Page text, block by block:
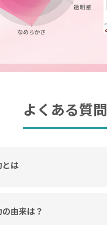
よくある質問
とは
由来は？